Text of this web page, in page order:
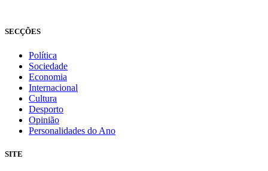
SECÇÕES
Política
Sociedade
Economia
Internacional
Cultura
Desporto
Opinião
Personalidades do Ano
SITE